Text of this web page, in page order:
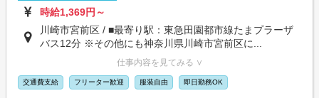
時給1,369円～
川崎市宮前区 / ■最寄り駅：東急田園都市線たまプラーザ
バス12分 ※その他にも神奈川県川崎市宮前区に...
仕事内容を見てみる ∨
交通費支給 フリーター歓迎 服装自由 即日勤務OK